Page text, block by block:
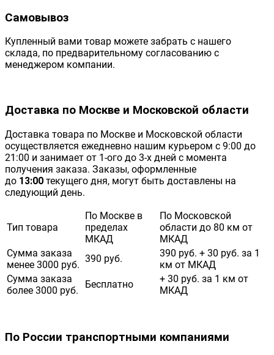
Самовывоз
Купленный вами товар можете забрать с нашего
склада, по предварительному согласованию с
менеджером компании.
Доставка по Москве и Московской области
Доставка товара по Москве и Московской области
осуществляется ежедневно нашим курьером с 9:00 до
21:00 и занимает от 1-ого до 3-х дней с момента
получения заказа. Заказы, оформленные
до 13:00 текущего дня, могут быть доставлены на
следующий день.
Тип товара
По Москве в
пределах
МКАД
По Московской
области до 80 км от
МКАД
Сумма заказа
менее 3000 руб.
390 руб.
390 руб. + 30 руб. за 1
км от МКАД
Сумма заказа
более 3000 руб.
Бесплатно
+ 30 руб. за 1 км от
МКАД
По России транспортными компаниями